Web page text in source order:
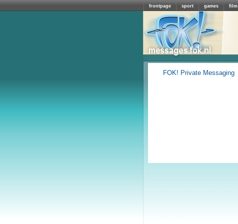
frontpage sport games film
FOK! Private Messaging